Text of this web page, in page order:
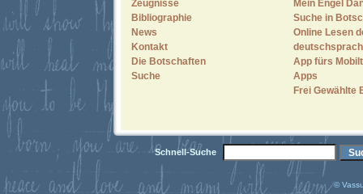
Zeugnisse
Bibliographie
News
Kontakt
Die Botschaften
Suche
Mein Engel
Suche in
Online Lesen
App fürs
Apps
Frei Gewählte
Schnell-Suche
©